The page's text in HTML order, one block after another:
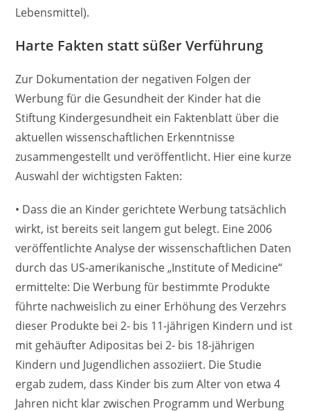
Lebensmittel).
Harte Fakten statt süßer Verführung
Zur Dokumentation der negativen Folgen der
Werbung für die Gesundheit der Kinder hat die
Stiftung Kindergesundheit ein Faktenblatt über die
aktuellen wissenschaftlichen Erkenntnisse
zusammengestellt und veröffentlicht. Hier eine kurze
Auswahl der wichtigsten Fakten:
• Dass die an Kinder gerichtete Werbung tatsächlich
wirkt, ist bereits seit langem gut belegt. Eine 2006
veröffentlichte Analyse der wissenschaftlichen Daten
durch das US-amerikanische „Institute of Medicine“
ermittelte: Die Werbung für bestimmte Produkte
führte nachweislich zu einer Erhöhung des Verzehrs
dieser Produkte bei 2- bis 11-jährigen Kindern und ist
mit gehäufter Adipositas bei 2- bis 18-jährigen
Kindern und Jugendlichen assoziiert. Die Studie
ergab zudem, dass Kinder bis zum Alter von etwa 4
Jahren nicht klar zwischen Programm und Werbung